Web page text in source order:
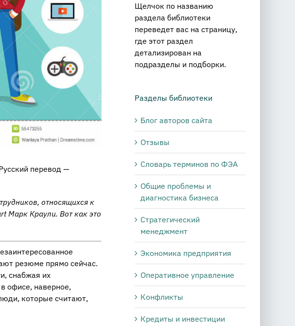
перевод —
относящихся к
Марк Краули. Вот как это
резюме прямо сейчас.
снабжая их
офисе, наверное,
которые считают,
Щелчок по названию
раздела библиотеки
переведет вас на страницу,
где этот раздел
детализирован на
подразделы и подборки.
Разделы библиотеки
Блог авторов сайта
Отзывы
Словарь терминов по ФЭА
Общие проблемы и
диагностика бизнеса
Стратегический
менеджмент
Экономика предприятия
Оперативное управление
Конфликты
Кредиты и инвестиции